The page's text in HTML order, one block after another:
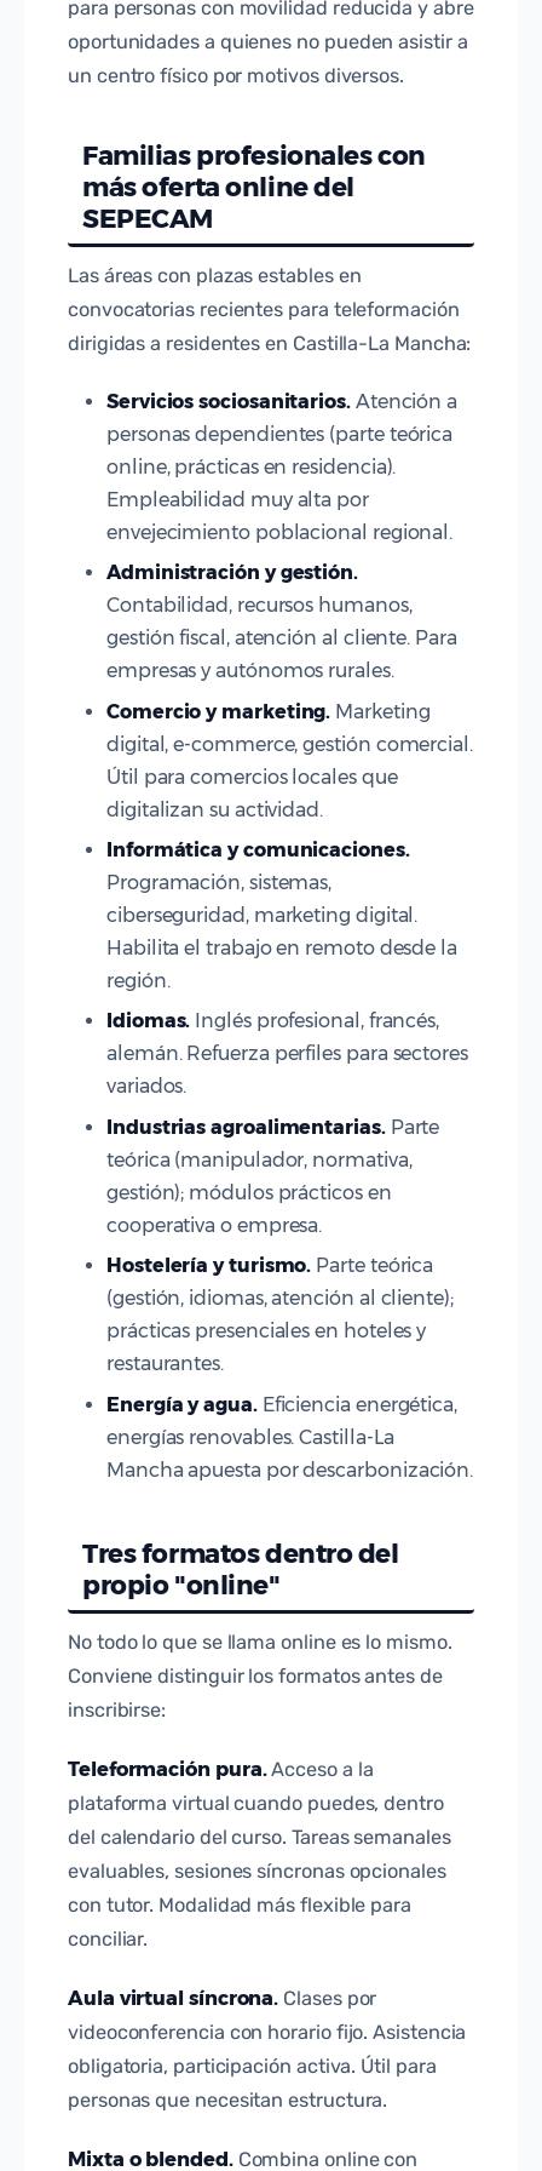
para personas con movilidad reducida y abre
oportunidades a quienes no pueden asistir a
un centro físico por motivos diversos.
Familias profesionales con
más oferta online del
SEPECAM
Las áreas con plazas estables en
convocatorias recientes para teleformación
dirigidas a residentes en Castilla-La Mancha:
Servicios sociosanitarios.Atención a
personas dependientes (parte teórica
online, prácticas en residencia).
Empleabilidad muy alta por
envejecimiento poblacional regional.
Administración y gestión.
Contabilidad, recursos humanos,
gestión fiscal, atención al cliente. Para
empresas y autónomos rurales.
Comercio y marketing. Marketing
digital, e-commerce, gestión comercial.
Útil para comercios locales que
digitalizan su actividad.
Informática y comunicaciones.
Programación, sistemas,
ciberseguridad, marketing digital.
Habilita el trabajo en remoto desde la
región.
Idiomas. Inglés profesional, francés,
alemán. Refuerza perfiles para sectores
variados.
Industrias agroalimentarias.Parte
teórica (manipulador, normativa,
gestión); módulos prácticos en
cooperativa o empresa.
Hostelería y turismo. Parte teórica
(gestión, idiomas, atención al cliente);
prácticas presenciales en hoteles y
restaurantes.
Energía y agua.Eficiencia energética,
energías renovables. Castilla-La
Mancha apuesta por descarbonización.
Tres formatos dentro del
propio "online"
No todo lo que se llama online es lo mismo.
Conviene distinguir los formatos antes de
inscribirse:
Teleformación pura.Acceso a la
plataforma virtual cuando puedes, dentro
del calendario del curso. Tareas semanales
evaluables, sesiones síncronas opcionales
con tutor. Modalidad más flexible para
conciliar.
Aula virtual síncrona. Clases por
videoconferencia con horario fijo. Asistencia
obligatoria, participación activa. Útil para
personas que necesitan estructura.
Mixta o blended.Combina online con